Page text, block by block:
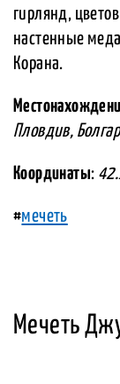
гирлянд,
настенные
Корана.
Пловдив,
Координаты:
#мечеть
Мечеть